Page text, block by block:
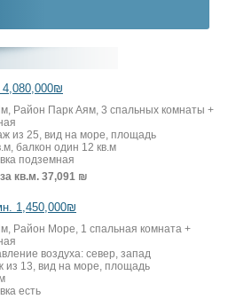
4,080,000₪
Район Парк Аям, 3 спальных комнаты +
из 25, вид на море, площадь
балкон один 12 кв.м
подземная
кв.м. 37,091 ₪
1,450,000₪
Район Море, 1 спальная комната +
воздуха: север, запад
из 13, вид на море, площадь
есть